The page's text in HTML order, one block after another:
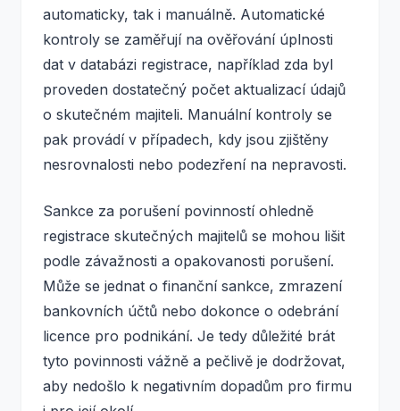
automaticky, tak i manuálně. Automatické
kontroly se zaměřují na ověřování úplnosti
dat v databázi registrace, například zda byl
proveden dostatečný počet aktualizací údajů
o skutečném majiteli. Manuální kontroly se
pak provádí v případech, kdy jsou zjištěny
nesrovnalosti nebo podezření na nepravosti.
Sankce za porušení povinností ohledně
registrace skutečných majitelů se mohou lišit
podle závažnosti a opakovanosti porušení.
Může se jednat o finanční sankce, zmrazení
bankovních účtů nebo dokonce o odebrání
licence pro podnikání. Je tedy důležité brát
tyto povinnosti vážně a pečlivě je dodržovat,
aby nedošlo k negativním dopadům pro firmu